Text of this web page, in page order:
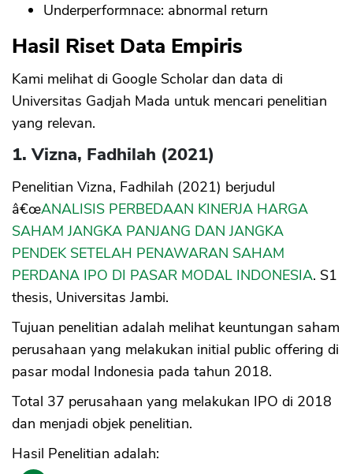
Underperformnace: abnormal return
Hasil Riset Data Empiris
Kami melihat di Google Scholar dan data di
Universitas Gadjah Mada untuk mencari penelitian
yang relevan.
1. Vizna, Fadhilah (2021)
Penelitian Vizna, Fadhilah (2021) berjudul
â€œANALISIS PERBEDAAN KINERJA HARGA
SAHAM JANGKA PANJANG DAN JANGKA
PENDEK SETELAH PENAWARAN SAHAM
PERDANA IPO DI PASAR MODAL INDONESIA. S1
thesis, Universitas Jambi.
Tujuan penelitian adalah melihat keuntungan saham
perusahaan yang melakukan initial public offering di
pasar modal Indonesia pada tahun 2018.
Total 37 perusahaan yang melakukan IPO di 2018
dan menjadi objek penelitian.
Hasil Penelitian adalah: